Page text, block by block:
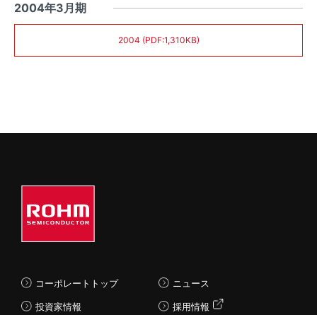
2004年3月期
2004 (PDF:1,310KB)
コーポレートトップ
投資家情報
ニュース
採用情報